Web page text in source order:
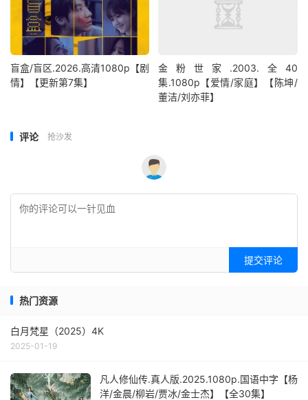
盲盒/盲区.2026.高清1080p【剧
情】【更新第7集】
金粉世家.2003.全40
集.1080p【爱情/家庭】【陈坤/
董洁/刘亦菲】
评论 抢沙发
提交评论
热门资源
白月梵星（2025）4K
2025-01-19
凡人修仙传.真人版.2025.1080p.国语中字【杨
洋/金晨/柳岩/贾冰/金士杰】【全30集】